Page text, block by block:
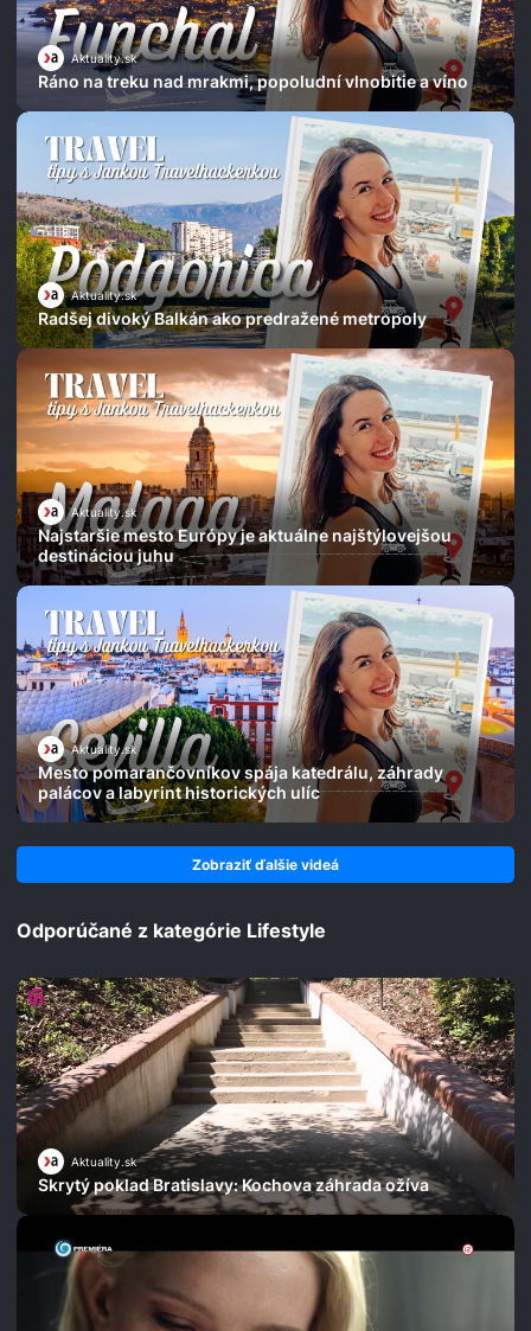
Aktuality.sk
Ráno na treku nad mrakmi, popoludní vlnobitie a víno
Aktuality.sk
Radšej divoký Balkán ako predražené metropoly
Aktuality.sk
Najstaršie mesto Európy je aktuálne najštýlovejšou
destináciou juhu
Aktuality.sk
Mesto pomarančovníkov spája katedrálu, záhrady
palácov a labyrint historických ulíc
Zobraziť ďalšie videá
Odporúčané z kategórie Lifestyle
Aktuality.sk
Skrytý poklad Bratislavy: Kochova záhrada ožíva